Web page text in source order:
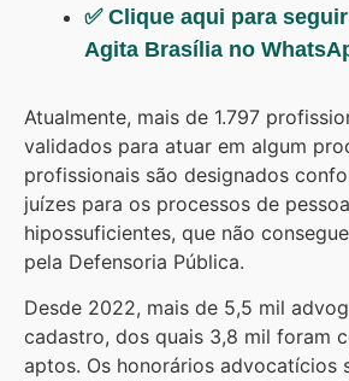
✅ Clique aqui para
Agita Brasília no
Atualmente, mais de 1.797
validados para atuar em algum
profissionais são designados
juízes para os processos de
hipossuficientes, que não
pela Defensoria Pública.
Desde 2022, mais de 5,5 mil
cadastro, dos quais 3,8 mil foram
aptos. Os honorários advocatícios